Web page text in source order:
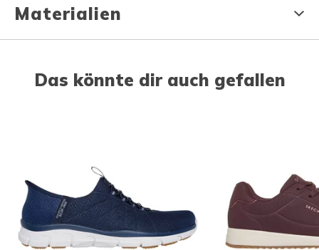
Materialien
Das könnte dir auch gefallen